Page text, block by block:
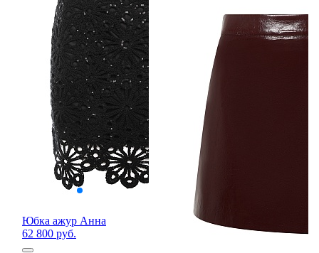
Юбка ажур Анна
62 800 руб.